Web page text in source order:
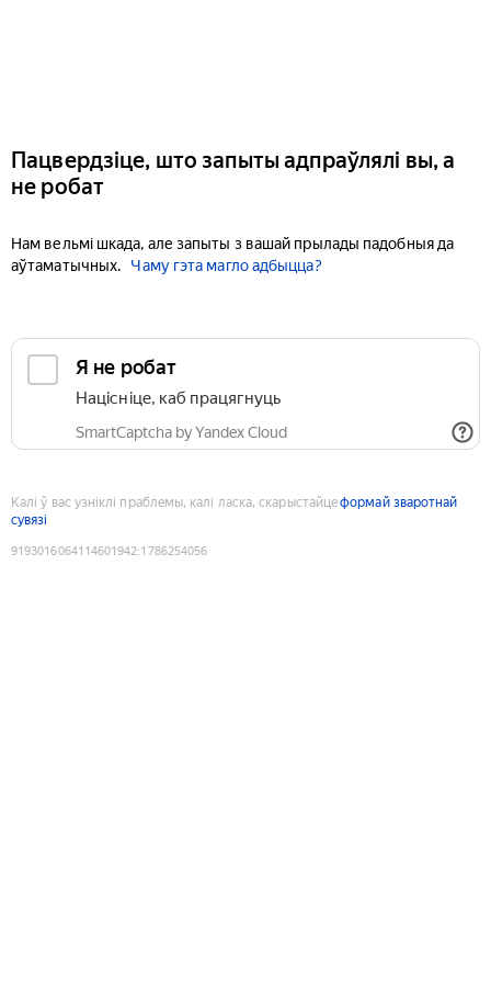
Пацвердзіце, што запыты адпраўлялі вы, а
не робат
Нам вельмі шкада, але запыты з вашай прылады падобныя да
аўтаматычных.
Чаму гэта магло адбыцца?
Я не робат
Націсніце, каб працягнуць
SmartCaptcha by Yandex Cloud
Калі ў вас узніклі праблемы, калі ласка, скарыстайцеформай зваротнай
сувязі
9193016064114601942:1786254056